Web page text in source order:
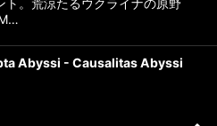
Abyssi - Causalitas Abyssi